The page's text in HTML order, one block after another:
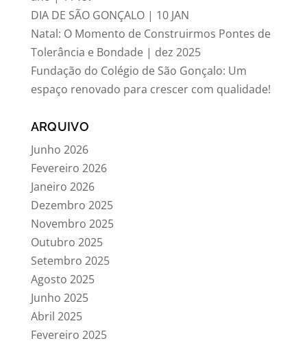
DIA DE SÃO GONÇALO | 10 JAN
Natal: O Momento de Construirmos Pontes de
Tolerância e Bondade | dez 2025
Fundação do Colégio de São Gonçalo: Um
espaço renovado para crescer com qualidade!
ARQUIVO
Junho 2026
Fevereiro 2026
Janeiro 2026
Dezembro 2025
Novembro 2025
Outubro 2025
Setembro 2025
Agosto 2025
Junho 2025
Abril 2025
Fevereiro 2025